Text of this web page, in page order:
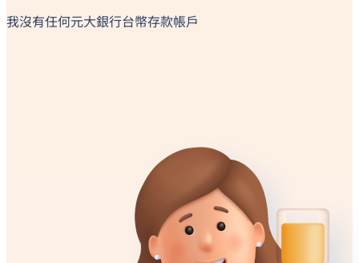
我沒有任何元大銀行台幣存款帳戶